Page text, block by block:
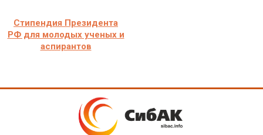
Стипендия Президента
РФ для молодых ученых и
аспирантов